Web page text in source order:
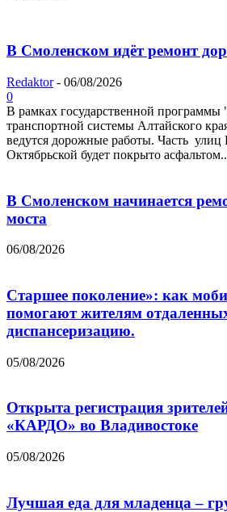
В Смоленском идёт ремонт
Redaktor - 06/08/2026
0
В рамках государственной программы
транспортной системы Алтайского
ведутся дорожные работы. Часть
Октябрьской будет покрыто
В Смоленском начинается
моста
06/08/2026
Старшее поколение»: как
помогают жителям
диспансеризацию.
05/08/2026
Открыта регистрация
«КАРДО» во Владивостоке
05/08/2026
Лучшая еда для младенца –